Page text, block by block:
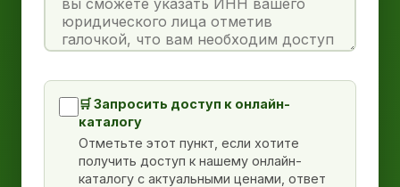
🛒 Запросить доступ к онлайн-
каталогу
Отметьте этот пункт, если хотите
получить доступ к нашему онлайн-
каталогу с актуальными ценами, ответ